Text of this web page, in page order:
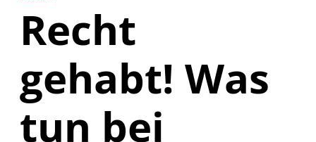
Recht
gehabt! Was
tun bei